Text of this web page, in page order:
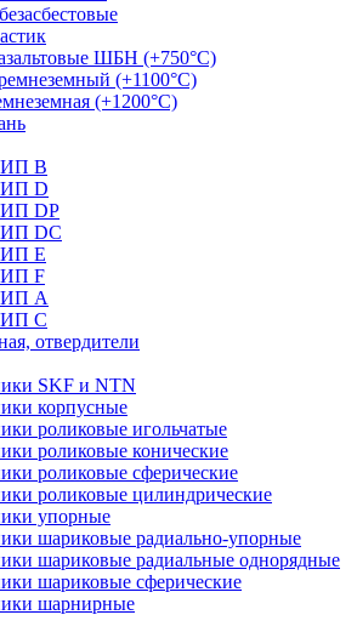
ШБН (+750°С)
(+1100°С)
(+1200°С)
B
D
DP
DС
E
F
А
С
отвердители
SKF и NTN
корпусные
роликовые игольчатые
роликовые конические
роликовые сферические
роликовые цилиндрические
упорные
шариковые радиально-упорные
шариковые радиальные однорядные
шариковые сферические
шарнирные